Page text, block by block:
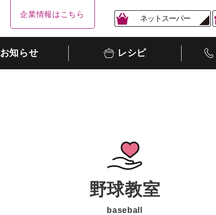
企業情報はこちら ネットスーパー
お知らせ レシピ
野球教室
baseball